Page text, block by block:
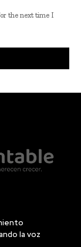
la voz